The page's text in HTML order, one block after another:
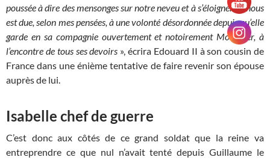
poussée à dire des mensonges sur notre neveu et à s’éloigner de nous
est due, selon mes pensées, à une volonté désordonnée depuis qu’elle
garde en sa compagnie ouvertement et notoirement Mortimer, à
l’encontre de tous ses devoirs », écrira Edouard II à son cousin de
France dans une énième tentative de faire revenir son épouse
auprès de lui.
Isabelle chef de guerre
C’est donc aux côtés de ce grand soldat que la reine va
entreprendre ce que nul n’avait tenté depuis Guillaume le